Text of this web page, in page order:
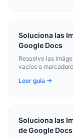
Soluciona las
Google Docs
Resuelve las
vacíos o
Leer guia →
Soluciona las
de Google Docs